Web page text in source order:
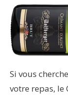
Si vous
votre repas, le